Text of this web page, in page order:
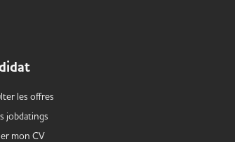
les offres
jobdatings
mon CV